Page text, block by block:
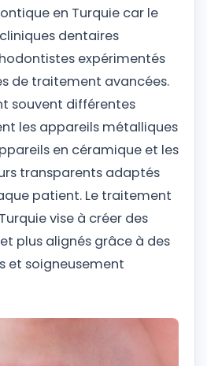
en Turquie car le
dentaires
expérimentés
de traitement avancées.
souvent différentes
les appareils métalliques
en céramique et les
transparents adaptés
patient. Le traitement
vise à créer des
plus alignés grâce à des
et soigneusement